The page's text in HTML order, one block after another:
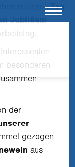
eines
„Tag
Jubiläum
besonderen
der
gezogen
aus